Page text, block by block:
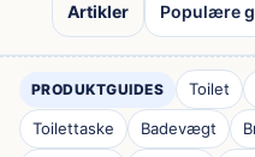
Artikler Populære
PRODUKTGUIDES Toilet
Toilettaske Badevægt